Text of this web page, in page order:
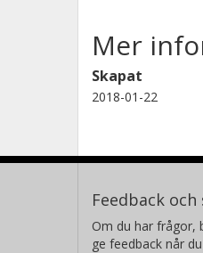
Mer
Skapat
2018-01-22
Feedback
Om du har frågor,
ge feedback når